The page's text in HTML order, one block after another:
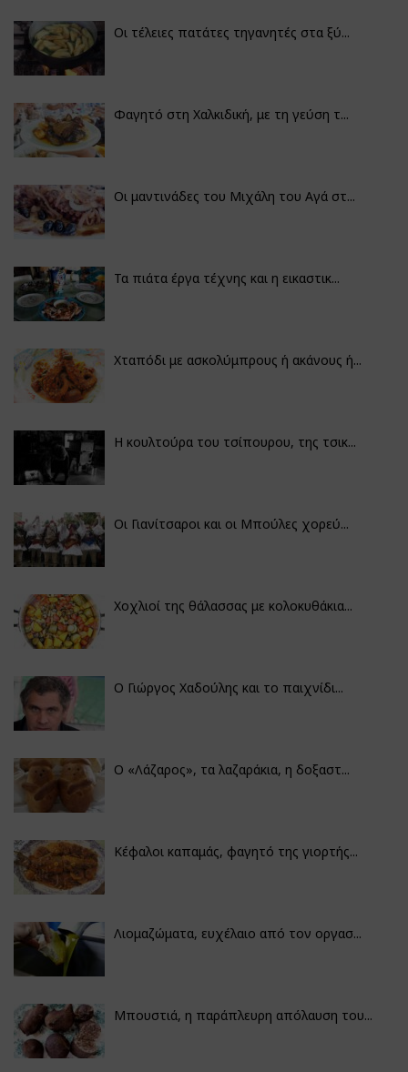
Οι τέλειες πατάτες τηγανητές στα ξύ...
Φαγητό στη Χαλκιδική, με τη γεύση τ...
Οι μαντινάδες του Μιχάλη του Αγά στ...
Τα πιάτα έργα τέχνης και η εικαστικ...
Χταπόδι με ασκολύμπρους ή ακάνους ή...
Η κουλτούρα του τσίπουρου, της τσικ...
Οι Γιανίτσαροι και οι Μπούλες χορεύ...
Χοχλιοί της θάλασσας με κολοκυθάκια...
Ο Γιώργος Χαδούλης και το παιχνίδι...
Ο «Λάζαρος», τα λαζαράκια, η δοξαστ...
Κέφαλοι καπαμάς, φαγητό της γιορτής...
Λιομαζώματα, ευχέλαιο από τον οργασ...
Μπουστιά, η παράπλευρη απόλαυση του...